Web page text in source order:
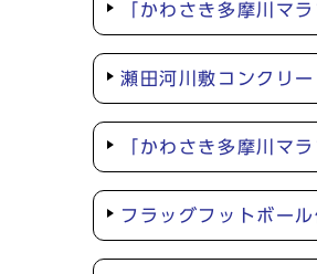
「かわさき多摩川マ
瀬田河川敷コンクリ
「かわさき多摩川マ
フラッグフットボー